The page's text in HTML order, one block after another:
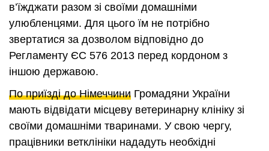
в’їжджати разом зі своїми домашніми
улюбленцями. Для цього їм не потрібно
звертатися за дозволом відповідно до
Регламенту ЄС 576 2013 перед кордоном з
іншою державою.
По приїзді до Німеччини Громадяни України
мають відвідати місцеву ветеринарну клініку зі
своїми домашніми тваринами. У свою чергу,
працівники ветклініки нададуть необхідні